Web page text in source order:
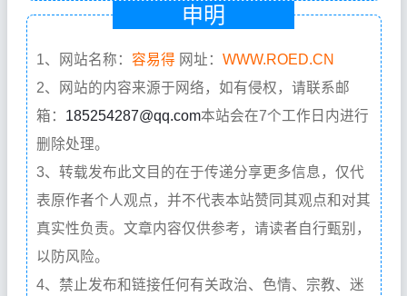
申明
1、网站名称： 容易得 网址： WWW.ROED.CN
2、网站的内容来源于网络，如有侵权，请联系邮
箱： 185254287@qq.com本站会在7个工作日内进行
删除处理。
3、转载发布此文目的在于传递分享更多信息，仅代
表原作者个人观点，并不代表本站赞同其观点和对其
真实性负责。文章内容仅供参考，请读者自行甄别，
以防风险。
4、禁止发布和链接任何有关政治、色情、宗教、迷